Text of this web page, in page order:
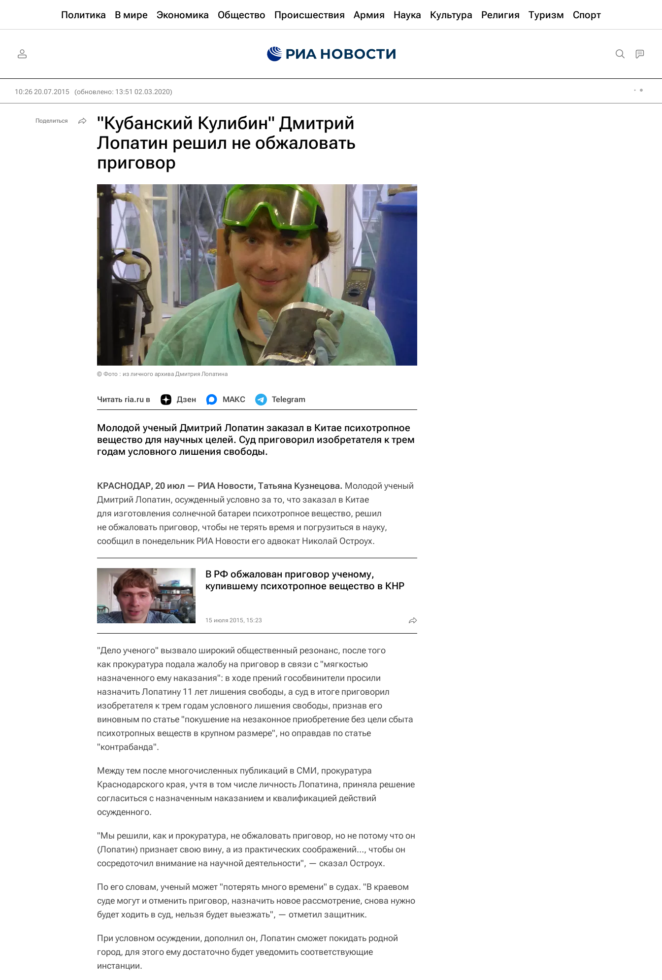
Политика В мире Экономика Общество Происшествия Армия Наука Культура Религия Туризм Спорт
10:26 20.07.2015 (обновлено: 13:51 02.03.2020)
"Кубанский Кулибин" Дмитрий
Лопатин решил не обжаловать
приговор
© Фото : из личного архива Дмитрия Лопатина
Читать ria.ru в Дзен МАКС Telegram
Молодой ученый Дмитрий Лопатин заказал в Китае психотропное
вещество для научных целей. Суд приговорил изобретателя к трем
годам условного лишения свободы.
КРАСНОДАР, 20 июл — РИА Новости, Татьяна Кузнецова. Молодой ученый
Дмитрий Лопатин, осужденный условно за то, что заказал в Китае
для изготовления солнечной батареи психотропное вещество, решил
не обжаловать приговор, чтобы не терять время и погрузиться в науку,
сообщил в понедельник РИА Новости его адвокат Николай Остроух.
В РФ обжалован приговор ученому,
купившему психотропное вещество в КНР
15 июля 2015, 15:23
"Дело ученого" вызвало широкий общественный резонанс, после того
как прокуратура подала жалобу на приговор в связи с "мягкостью
назначенного ему наказания": в ходе прений гособвинители просили
назначить Лопатину 11 лет лишения свободы, а суд в итоге приговорил
изобретателя к трем годам условного лишения свободы, признав его
виновным по статье "покушение на незаконное приобретение без цели сбыта
психотропных веществ в крупном размере", но оправдав по статье
"контрабанда".
Между тем после многочисленных публикаций в СМИ, прокуратура
Краснодарского края, учтя в том числе личность Лопатина, приняла решение
согласиться с назначенным наказанием и квалификацией действий
осужденного.
"Мы решили, как и прокуратура, не обжаловать приговор, но не потому что он
(Лопатин) признает свою вину, а из практических соображений…, чтобы он
сосредоточил внимание на научной деятельности", — сказал Остроух.
По его словам, ученый может "потерять много времени" в судах. "В краевом
суде могут и отменить приговор, назначить новое рассмотрение, снова нужно
будет ходить в суд, нельзя будет выезжать", — отметил защитник.
При условном осуждении, дополнил он, Лопатин сможет покидать родной
город, для этого ему достаточно будет уведомить соответствующие
инстанции.
Поделиться